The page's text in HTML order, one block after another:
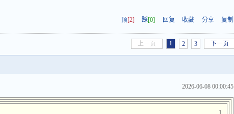
顶[2] 踩[0] 回复 收藏 分享 复制
上一页 1 2 3 下一页
2026-06-08 00:00:45
1